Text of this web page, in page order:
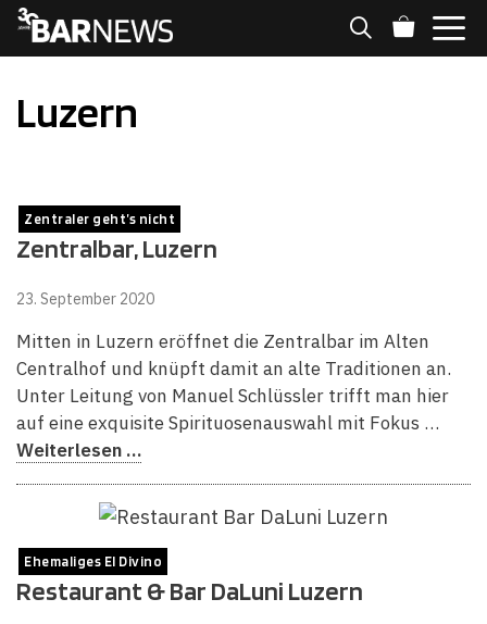
Zum
Inhalt
Luzern
Zentraler geht’s nicht
Zentralbar, Luzern
23. September 2020
Mitten in Luzern eröffnet die Zentralbar im Alten
Centralhof und knüpft damit an alte Traditionen an.
Unter Leitung von Manuel Schlüssler trifft man hier
auf eine exquisite Spirituosenauswahl mit Fokus …
Weiterlesen …
Ehemaliges El Divino
Restaurant & Bar DaLuni Luzern